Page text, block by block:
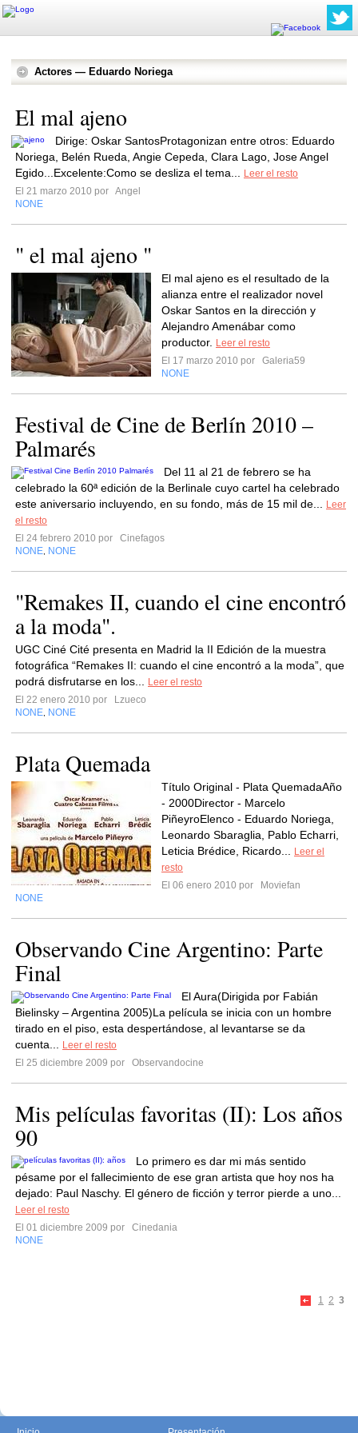
Actores — Eduardo Noriega
El mal ajeno
Dirige: Oskar SantosProtagonizan entre otros: Eduardo
Noriega, Belén Rueda, Angie Cepeda, Clara Lago, Jose Angel
Egido...Excelente:Como se desliza el tema...
Leer el resto
El 21 marzo 2010 por Angel
NONE
" el mal ajeno "
El mal ajeno es el resultado de la
alianza entre el realizador novel
Oskar Santos en la dirección y
Alejandro Amenábar como
productor.
Leer el resto
El 17 marzo 2010 por
Galeria59
NONE
Festival de Cine de Berlín 2010 –
Palmarés
Del 11 al 21 de febrero se ha
celebrado la 60ª edición de la Berlinale cuyo cartel ha celebrado
este aniversario incluyendo, en su fondo, más de 15 mil de...
Leer
el resto
El 24 febrero 2010 por
Cinefagos
NONE NONE
"Remakes II, cuando el cine encontró
a la moda".
UGC Ciné Cité presenta en Madrid la II Edición de la muestra
fotográfica “Remakes II: cuando el cine encontró a la moda”, que
podrá disfrutarse en los...
Leer el resto
El 22 enero 2010 por
Lzueco
NONE NONE
Plata Quemada
Título Original - Plata QuemadaAño
- 2000Director - Marcelo
PiñeyroElenco - Eduardo Noriega,
Leonardo Sbaraglia, Pablo Echarri,
Leticia Brédice, Ricardo...
Leer el
resto
El 06 enero 2010 por
Moviefan
NONE
Observando Cine Argentino: Parte
Final
El Aura(Dirigida por Fabián
Bielinsky – Argentina 2005)La película se inicia con un hombre
tirado en el piso, esta despertándose, al levantarse se da
cuenta...
Leer el resto
El 25 diciembre 2009 por
Observandocine
Mis películas favoritas (II): Los años
90
Lo primero es dar mi más sentido
pésame por el fallecimiento de ese gran artista que hoy nos ha
dejado: Paul Naschy. El género de ficción y terror pierde a uno...
Leer el resto
El 01 diciembre 2009 por
Cinedania
NONE
1 2 3